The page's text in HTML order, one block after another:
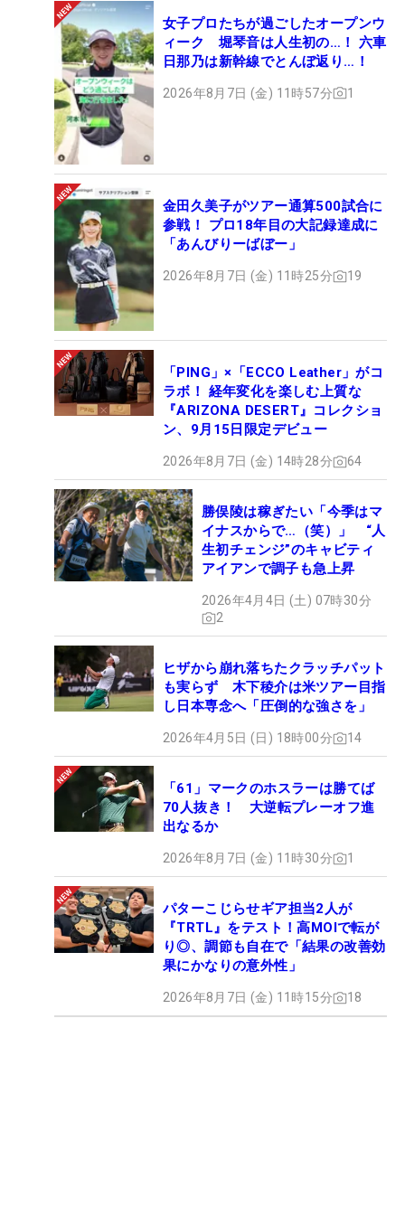
女子プロたちが過ごしたオープンウ
ィーク 堀琴音は人生初の…！ 六車
日那乃は新幹線でとんぼ返り…！
2026年8月7日 (金) 11時57分 1
金田久美子がツアー通算500試合に
参戦！ プロ18年目の大記録達成に
「あんびりーばぼー」
2026年8月7日 (金) 11時25分 19
「PING」×「ECCO Leather」がコ
ラボ！ 経年変化を楽しむ上質な
『ARIZONA DESERT』コレクショ
ン、9月15日限定デビュー
2026年8月7日 (金) 14時28分 64
勝俣陵は稼ぎたい「今季はマ
イナスからで…（笑）」 “人
生初チェンジ”のキャビティ
アイアンで調子も急上昇
2026年4月4日 (土) 07時30分
2
ヒザから崩れ落ちたクラッチパット
も実らず 木下稜介は米ツアー目指
し日本専念へ「圧倒的な強さを」
2026年4月5日 (日) 18時00分 14
「61」マークのホスラーは勝てば
70人抜き！ 大逆転プレーオフ進
出なるか
2026年8月7日 (金) 11時30分 1
パターこじらせギア担当2人が
『TRTL』をテスト！高MOIで転が
り◎、調節も自在で「結果の改善効
果にかなりの意外性」
2026年8月7日 (金) 11時15分 18